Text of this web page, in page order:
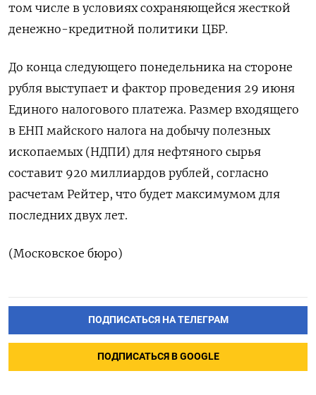
том числе в условиях сохраняющейся жесткой
денежно-кредитной политики ЦБР.
До конца ‌следующего понедельника на стороне
рубля выступает и фактор проведения 29 июня
Единого налогового платежа. Размер входящего
в ЕНП майского ​налога на добычу полезных
ископаемых (НДПИ) для нефтяного сырья
составит 920 миллиардов ‌рублей, согласно
расчетам Рейтер, что будет максимумом для
последних двух лет.
(Московское бюро)
ПОДПИСАТЬСЯ НА ТЕЛЕГРАМ
ПОДПИСАТЬСЯ В GOOGLE